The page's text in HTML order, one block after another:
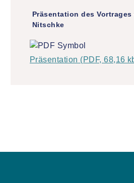
Präsentation des
Nitschke
Präsentation (PDF, 68,16